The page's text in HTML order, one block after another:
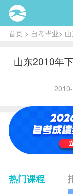
首页> 自考毕业>
山东2010年
热门课程